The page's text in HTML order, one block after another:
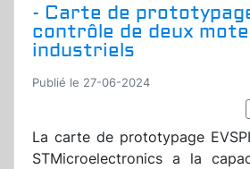
- Carte de
contrôle de deux
industriels
Publié le 27-06-2024
La carte de prototypage
STMicroelectronics a la